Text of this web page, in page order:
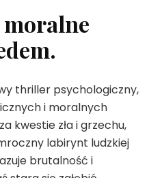
thriller psychologiczny,
i moralnych
kwestie zła i grzechu,
labirynt ludzkiej
brutalność i